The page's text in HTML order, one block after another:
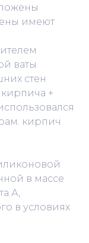
имеют
ваты
стен
+
кирпич
в массе
А,
в условиях